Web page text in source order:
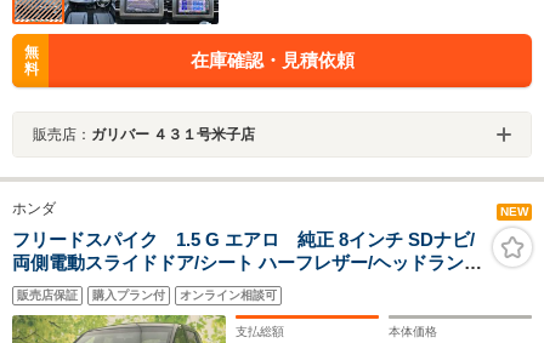
無
料
在庫確認・見積依頼
販売店： ガリバー ４３１号米子店
ホンダ NEW
フリードスパイク 1.5 G エアロ 純正 8インチ SDナビ/
両側電動スライドドア/シート ハーフレザー/ヘッドランプ
LED/ETC/EBD付ABS/フルセグTV/エアバッグ 運転席/エ
アバッグ 助手席
販売店保証 購入プラン付 オンライン相談可
支払総額 本体価格